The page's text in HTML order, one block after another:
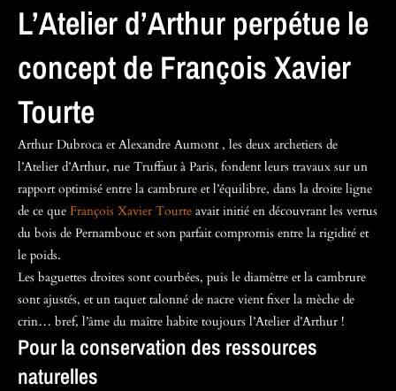
L’Atelier d’Arthur perpétue le
concept de François Xavier
Tourte
Arthur Dubroca et Alexandre Aumont , les deux archetiers de
l’Atelier d’Arthur, rue Truffaut à Paris, fondent leurs travaux sur un
rapport optimisé entre la cambrure et l’équilibre, dans la droite ligne
de ce que François Xavier Tourte avait initié en découvrant les vertus
du bois de Pernambouc et son parfait compromis entre la rigidité et
le poids.
Les baguettes droites sont courbées, puis le diamètre et la cambrure
sont ajustés, et un taquet talonné de nacre vient fixer la mèche de
crin… bref, l’âme du maître habite toujours l’Atelier d’Arthur !
Pour la conservation des ressources
naturelles